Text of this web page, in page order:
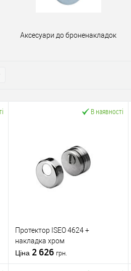
Аксесуари до броненакладок
В наявності
Протектор ISEO 4624 +
накладка хром
Ціна 2 626 грн.